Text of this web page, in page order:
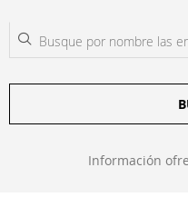
Información